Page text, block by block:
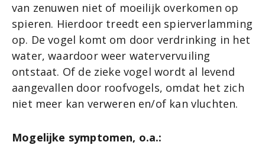
van zenuwen niet of moeilijk overkomen op
spieren. Hierdoor treedt een spierverlamming
op. De vogel komt om door verdrinking in het
water, waardoor weer watervervuiling
ontstaat. Of de zieke vogel wordt al levend
aangevallen door roofvogels, omdat het zich
niet meer kan verweren en/of kan vluchten.
Mogelijke symptomen, o.a.: